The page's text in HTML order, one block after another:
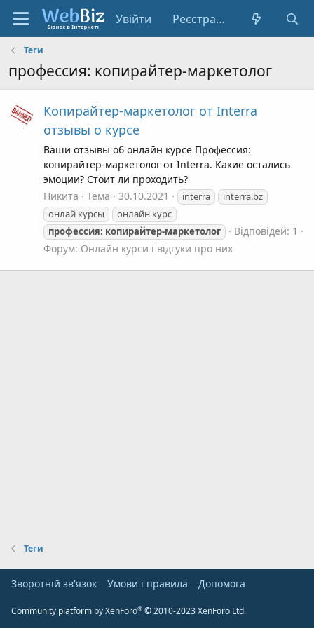
Увійти Реєстрація
Теги
профессия: копирайтер-маркетолог
Копирайтер-маркетолог от Interra
отзывы о курсе
Ваши отзывы об онлайн курсе Профессия:
копирайтер-маркетолог от Interra. Какие остались
эмоции? Стоит ли проходить?
Никита
Тема 30.10.2021 interra
interra.bz
онлай курсы
онлайн курс
профессия: копирайтер-маркетолог
Відповідей: 1
Форум: Онлайн курси і відгуки про них
Теги
Зворотній зв'язок Умови і правила Дoпoмoга
Community platform by XenForo® © 2010-2023 XenForo Ltd.